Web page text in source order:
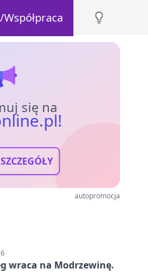
się na
autopromocja
wraca na Modrzewinę.